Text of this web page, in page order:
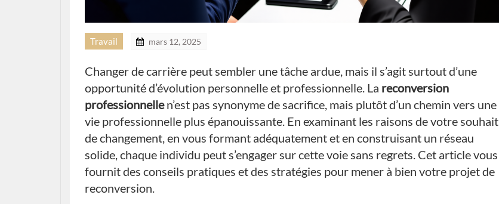
Travail mars 12, 2025
Changer de carrière peut sembler une tâche ardue, mais il s’agit surtout d’une
opportunité d’évolution personnelle et professionnelle. La reconversion
professionnellen’est pas synonyme de sacrifice, mais plutôt d’un chemin vers une
vie professionnelle plus épanouissante. En examinant les raisons de votre souhait
de changement, en vous formant adéquatement et en construisant un réseau
solide, chaque individu peut s’engager sur cette voie sans regrets. Cet article vous
fournit des conseils pratiques et des stratégies pour mener à bien votre projet de
reconversion.